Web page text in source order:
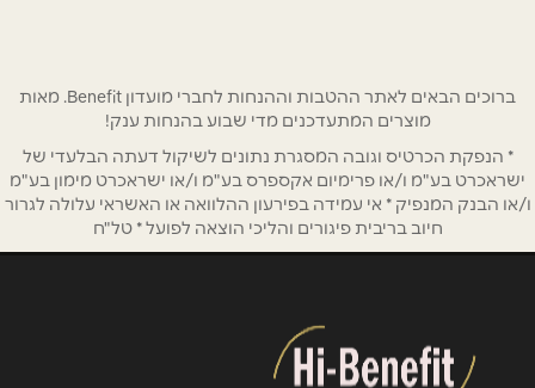
נושא*
אנא חזרו אלי בקשר ל...
הודעה*
ברוכים הבאים לאתר ההטבות וההנחות לחברי מועדון Benefit. מאות
מוצרים המתעדכנים מדי שבוע בהנחות ענק!
* הנפקת הכרטיס וגובה המסגרת נתונים לשיקול דעתה הבלעדי של
ישראכרט בע"מ ו/או פרימיום אקספרס בע"מ ו/או ישראכרט מימון בע"מ
ו/או הבנק המנפיק * אי עמידה בפירעון ההלוואה או האשראי עלולה לגרור
חיוב בריבית פיגורים והליכי הוצאה לפועל * טל"ח